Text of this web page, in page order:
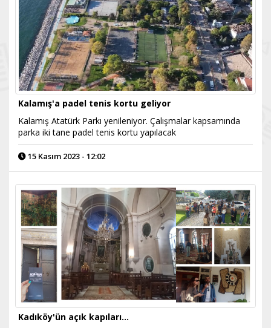
Kalamış'a padel tenis kortu geliyor
Kalamış Atatürk Parkı yenileniyor. Çalışmalar kapsamında
parka iki tane padel tenis kortu yapılacak
15 Kasım 2023 - 12:02
Kadıköy'ün açık kapıları...